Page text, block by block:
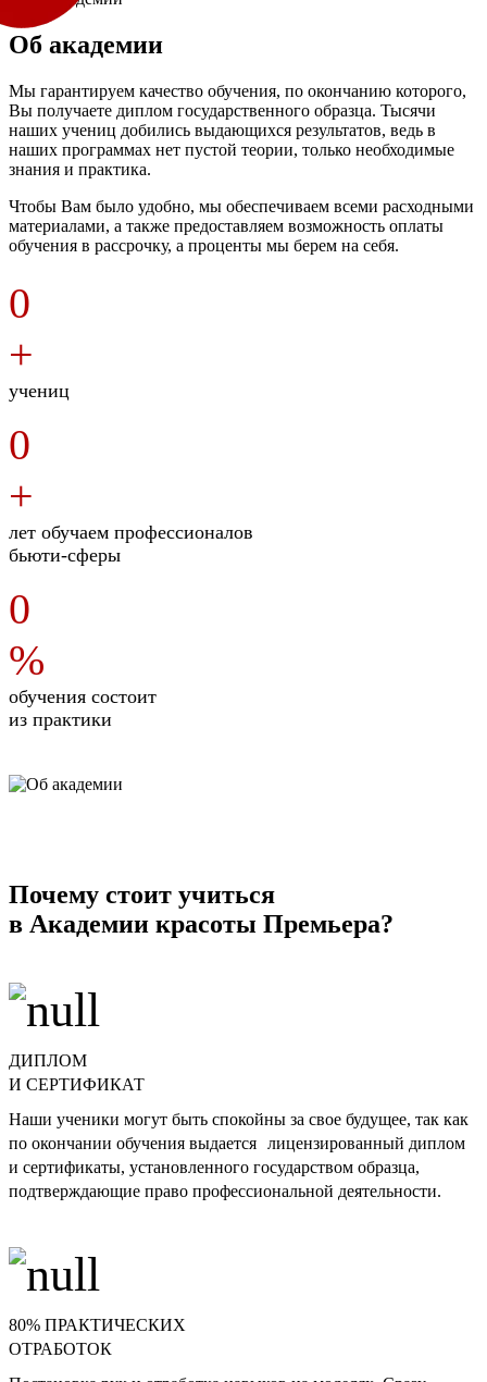
Об академии
Мы гарантируем качество обучения, по окончанию которого,
Вы получаете диплом государственного образца. Тысячи
наших учениц добились выдающихся результатов, ведь в
наших программах нет пустой теории, только необходимые
знания и практика.
Чтобы Вам было удобно, мы обеспечиваем всеми расходными
материалами, а также предоставляем возможность оплаты
обучения в рассрочку, а проценты мы берем на себя.
0
+
учениц
0
+
лет обучаем профессионалов
бьюти-сферы
0
%
обучения состоит
из практики
Почему стоит учиться
в Академии красоты Премьера?
ДИПЛОМ
И СЕРТИФИКАТ
Наши ученики могут быть спокойны за свое будущее, так как
по окончании обучения выдается лицензированный диплом
и сертификаты, установленного государством образца,
подтверждающие право профессиональной деятельности.
80% ПРАКТИЧЕСКИХ
ОТРАБОТОК